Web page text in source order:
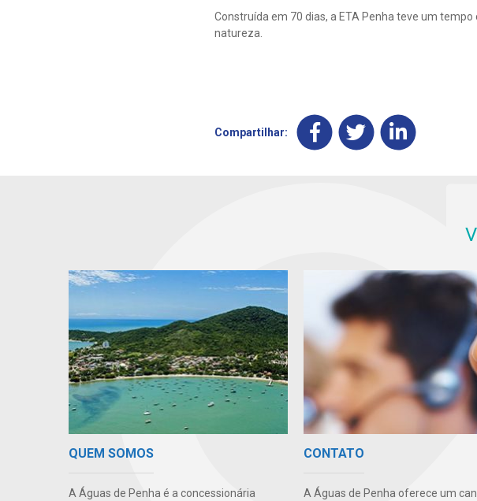
Construída em 70 dias, a ETA Penha teve um
natureza.
Compartilhar:
QUEM SOMOS
A Águas de Penha é a concessionária
CONTATO
A Águas de Penha oferece um